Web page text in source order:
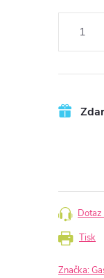
Tisk
Značka: